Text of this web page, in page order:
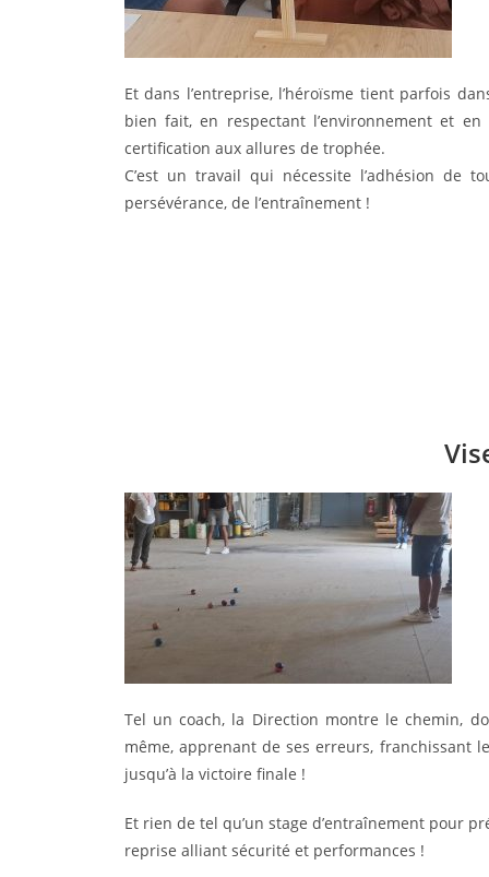
Et dans l’entreprise, l’héroïsme tient parfois
bien fait, en respectant l’environnement et
certification aux allures de trophée.
C’est un travail qui nécessite l’adhésion de
persévérance, de l’entraînement !
Tel un coach, la Direction montre le chemin,
même, apprenant de ses erreurs, franchissant
jusqu’à la victoire finale !
Et rien de tel qu’un stage d’entraînement pour
reprise alliant sécurité et performances !